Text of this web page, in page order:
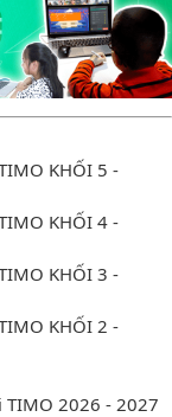
KHỐI 5 -
KHỐI 4 -
KHỐI 3 -
KHỐI 2 -
TIMO 2026 - 2027